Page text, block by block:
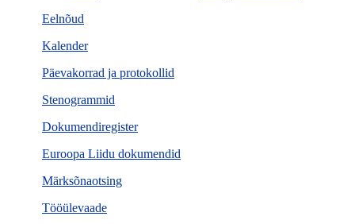
Eelnõud
Kalender
Päevakorrad ja protokollid
Stenogrammid
Dokumendiregister
Euroopa Liidu dokumendid
Märksõnaotsing
Tööülevaade